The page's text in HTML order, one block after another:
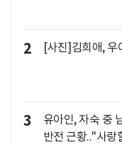
2 [사진]김희애, 우
3
유아인, 자숙 중
반전 근황.."사랑